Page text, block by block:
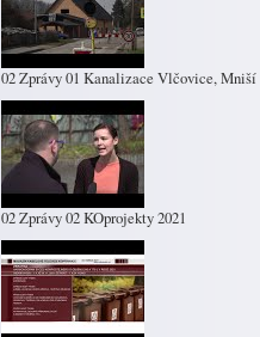
02 Zprávy 01 Kanalizace Vlčovice, Mniší
02 Zprávy 02 KOprojekty 2021